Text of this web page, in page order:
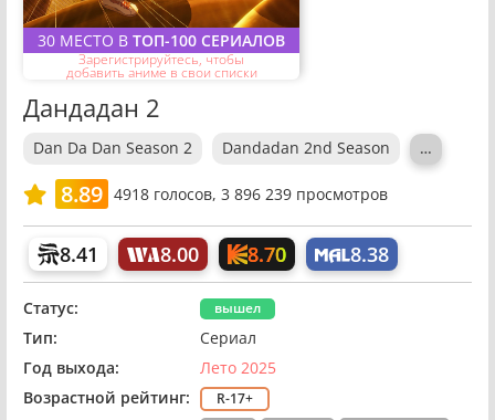
30 МЕСТО В ТОП-100 СЕРИАЛОВ
Зарегистрируйтесь, чтобы
добавить аниме в свои списки
Дандадан 2
Dan Da Dan Season 2 Dandadan 2nd Season …
8.89 4918голосов, 3 896 239 просмотров
8.41 8.00 8.70 8.38
Статус: вышел
Тип:
Сериал
Год выхода:
Лето 2025
Возрастной рейтинг:
R-17+